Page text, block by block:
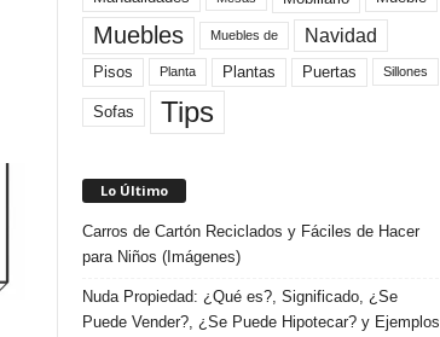
Muebles Muebles de Navidad
Pisos Planta Plantas Puertas Sillones
Sofas Tips
Lo Último
Carros de Cartón Reciclados y Fáciles de Hacer
para Niños (Imágenes)
Nuda Propiedad: ¿Qué es?, Significado, ¿Se
Puede Vender?, ¿Se Puede Hipotecar? y Ejemplos